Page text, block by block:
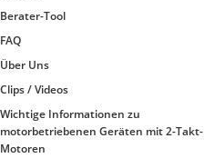
Berater-Tool
FAQ
Über Uns
Clips / Videos
Wichtige Informationen zu
motorbetriebenen Geräten mit 2-Takt-
Motoren